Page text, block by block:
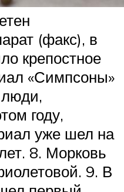
(факс), в
крепостное
«Симпсоны»
люди,
году,
уже шел на
8. Морковь
9. В